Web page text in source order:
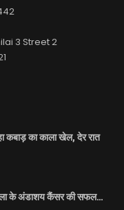
3 Street 2
कबाड़ का काला खेल, देर रात
के अंडाशय कैंसर की सफल…